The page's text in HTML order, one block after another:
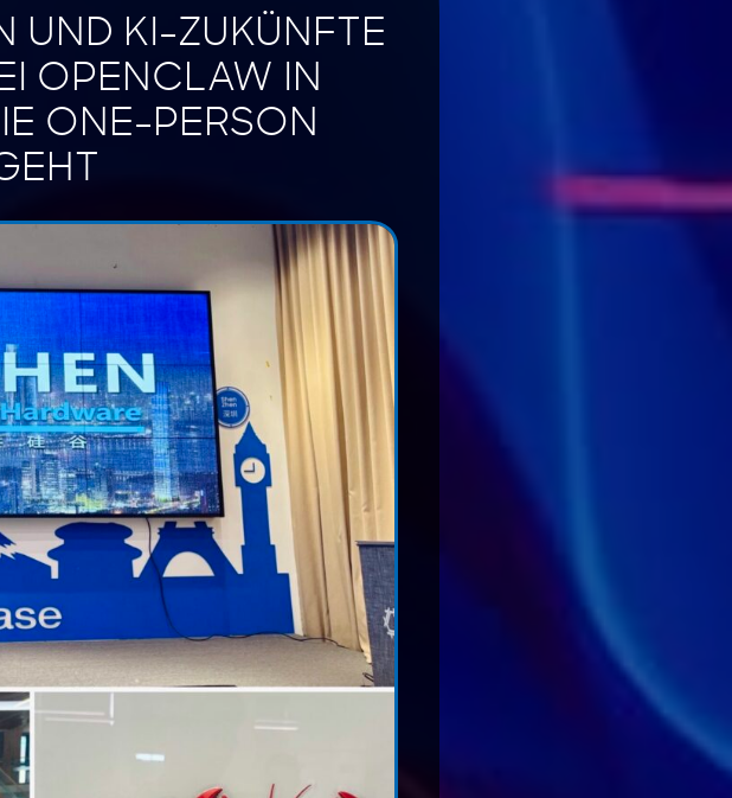
UND KI-ZUKÜNFTE
OPENCLAW IN
ONE-PERSON